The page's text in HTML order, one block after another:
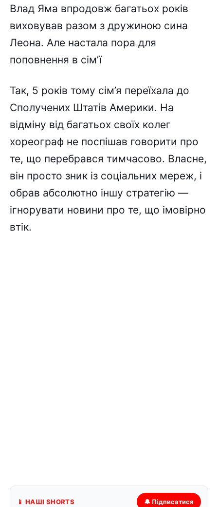
Влад Яма впродовж багатьох років
виховував разом з дружиною сина
Леона. Але настала пора для
поповнення в сімʼї
Так, 5 років тому сім’я переїхала до
Сполучених Штатів Америки. На
відміну від багатьох своїх колег
хореограф не поспішав говорити про
те, що перебрався тимчасово. Власне,
він просто зник із соціальних мереж, і
обрав абсолютно іншу стратегію —
ігнорувати новини про те, що імовірно
втік.
📱 НАШІ SHORTS 🔔 Підписатися